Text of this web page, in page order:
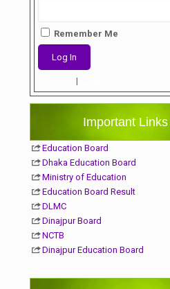
Remember Me
|
Important Links
Education Board
Dhaka Education Board
Ministry of Education
Education Board Result
DLMC
Dinajpur Board
NCTB
Dinajpur Education Board